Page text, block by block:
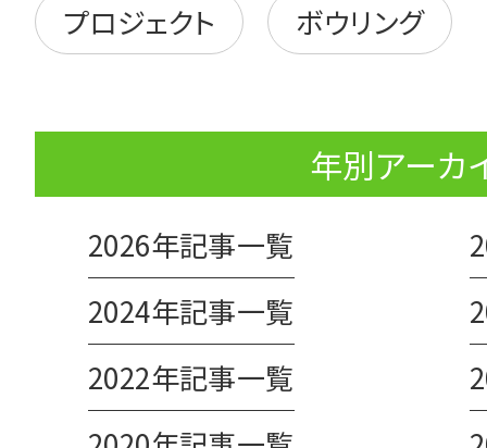
プロジェクト ボウリング
年別アーカ
2026年記事一覧
2024年記事一覧
2022年記事一覧